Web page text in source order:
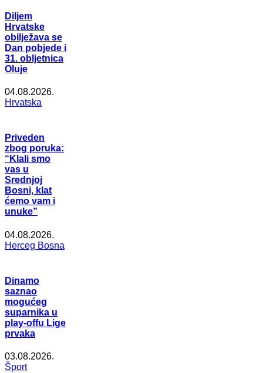
Diljem
Hrvatske
obilježava se
Dan pobjede i
31. obljetnica
Oluje
04.08.2026.
Hrvatska
Priveden
zbog poruka:
“Klali smo
vas u
Srednjoj
Bosni, klat
ćemo vam i
unuke”
04.08.2026.
Herceg Bosna
Dinamo
saznao
mogućeg
suparnika u
play-offu Lige
prvaka
03.08.2026.
Šport